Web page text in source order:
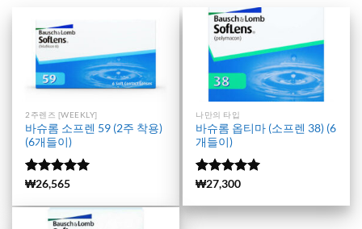
2주렌즈 [WEEKLY]
바슈롬 소프렌 59 (2주 착용)
(6개들이)
5 중에서
가됨
(503)
₩26,565
나만의 타입
바슈롬 옵티마 (소프렌 38) (6
개들이)
5 중에서
가됨
(157)
₩27,300